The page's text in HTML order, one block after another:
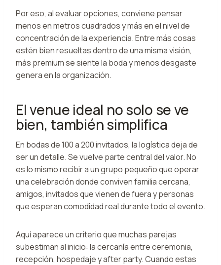
Por eso, al evaluar opciones, conviene pensar
menos en metros cuadrados y más en el nivel de
concentración de la experiencia. Entre más cosas
estén bien resueltas dentro de una misma visión,
más premium se siente la boda y menos desgaste
genera en la organización.
El venue ideal no solo se ve
bien, también simplifica
En bodas de 100 a 200 invitados, la logística deja de
ser un detalle. Se vuelve parte central del valor. No
es lo mismo recibir a un grupo pequeño que operar
una celebración donde conviven familia cercana,
amigos, invitados que vienen de fuera y personas
que esperan comodidad real durante todo el evento.
Aquí aparece un criterio que muchas parejas
subestiman al inicio: la cercanía entre ceremonia,
recepción, hospedaje y after party. Cuando estas